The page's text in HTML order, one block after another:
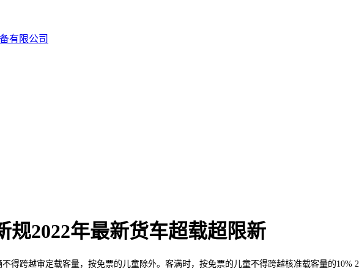
规2022年最新货车超载超限新
跨越审定载客量，按免票的儿童除外。客满时，按免票的儿童不得跨越核准载客量的10% 2